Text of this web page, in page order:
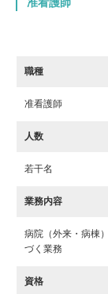
職種
准看護師
人数
若干名
業務内容
病院（外来・病
づく業務
資格